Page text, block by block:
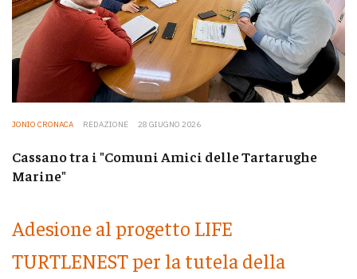
JONIO CRONACA REDAZIONE 28 GIUGNO 2026
Cassano tra i "Comuni Amici delle Tartarughe
Marine"
Adesione al progetto LIFE
TURTLENEST per la tutela della